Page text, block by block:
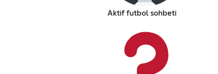
Aktif futbol sohbeti